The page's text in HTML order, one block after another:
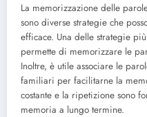
La memorizzazione delle
sono diverse strategie che
efficace. Una delle strategie
permette di memorizzare le
Inoltre, è utile associare le
familiari per facilitarne la
costante e la ripetizione sono
memoria a lungo termine.